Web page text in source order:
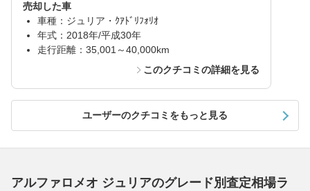
売却した車
車種：ジュリア・ｸｱﾄﾞﾘﾌｫﾘｵ
年式：2018年/平成30年
走行距離：35,001～40,000km
このクチコミの詳細を見る
ユーザーのクチコミをもっと見る
アルファロメオ ジュリアのグレード別査定相場ラ